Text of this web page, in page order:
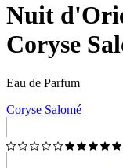
Nuit
Coryse
Eau de Parfum
Coryse Salomé